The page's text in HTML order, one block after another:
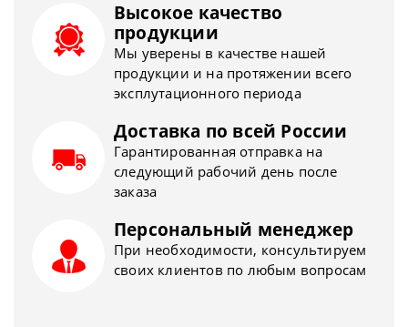
Высокое качество
продукции
Мы уверены в качестве нашей
продукции и на протяжении всего
эксплутационного периода
Доставка по всей России
Гарантированная отправка на
следующий рабочий день после
заказа
Персональный менеджер
При необходимости, консультируем
своих клиентов по любым вопросам